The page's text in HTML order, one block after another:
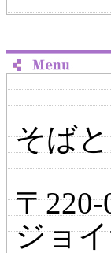
そば
〒
ジョ